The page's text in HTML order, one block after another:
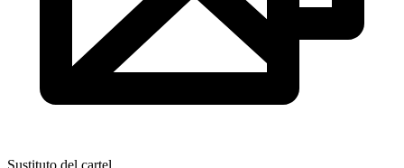
Sustituto del cartel